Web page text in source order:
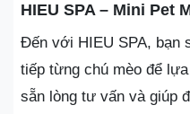
HIEU SPA – Mini Pet
Đến với HIEU SPA, bạn
tiếp từng chú mèo để
sẵn lòng tư vấn và giúp